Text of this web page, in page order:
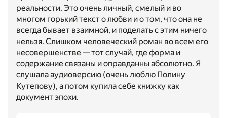
реальности. Это очень личный, смелый и во
многом горький текст о любви и о том, что она не
всегда бывает взаимной, и поделать с этим ничего
нельзя. Слишком человеческий роман во всем его
несовершенстве — тот случай, где форма и
содержание связаны и оправданны абсолютно. Я
слушала аудиоверсию (очень люблю Полину
Кутепову), а потом купила себе книжку как
документ эпохи.